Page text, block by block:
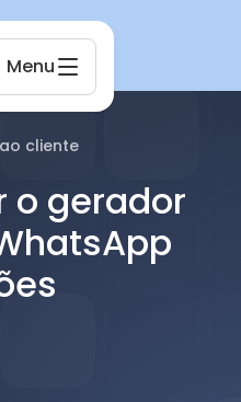
Menu
cliente
o gerador